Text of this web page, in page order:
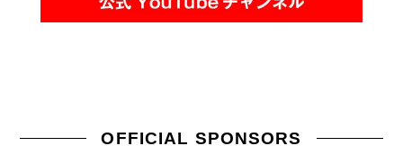
OFFICIAL SPONSORS